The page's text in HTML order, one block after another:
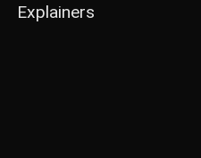
Explainers